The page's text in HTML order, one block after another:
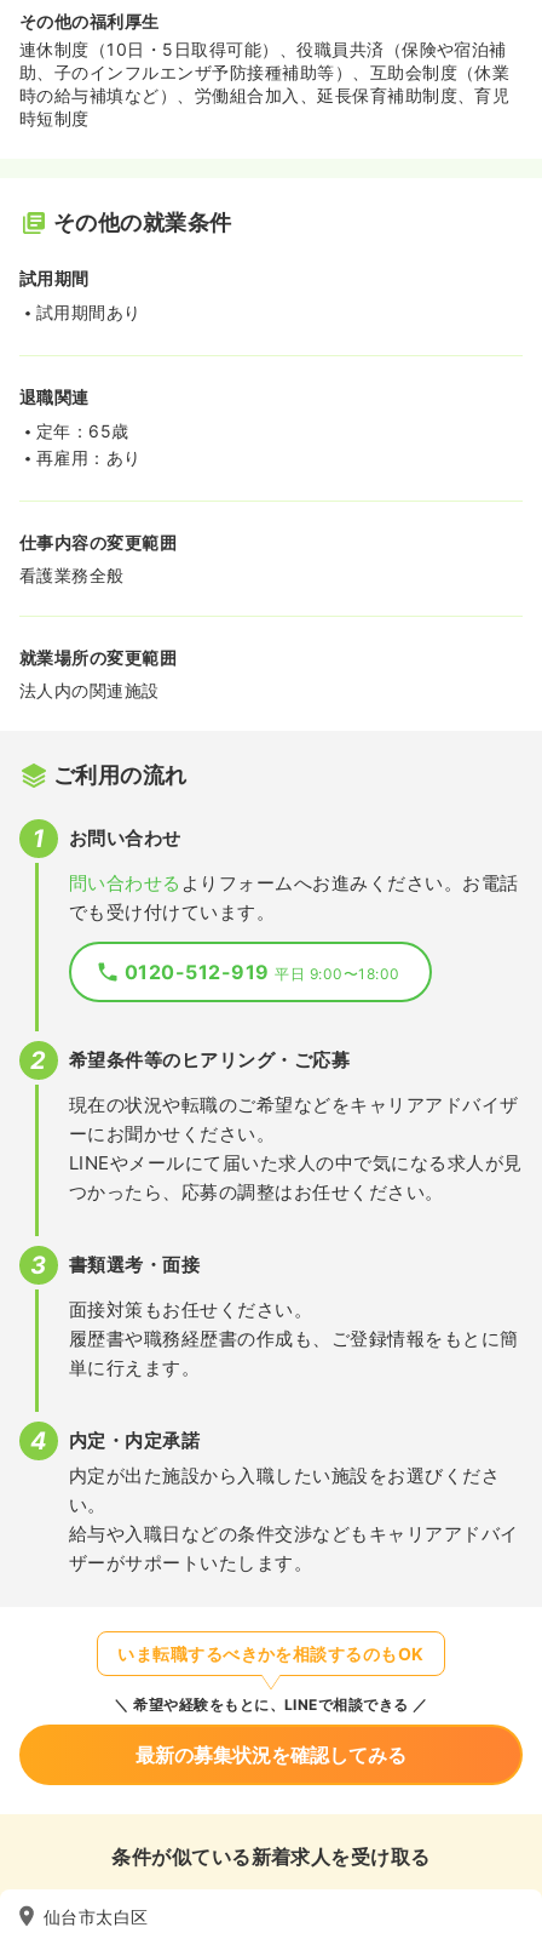
その他の福利厚生
連休制度（10日・5日取得可能）、役職員共済（保険や宿泊補
助、子のインフルエンザ予防接種補助等）、互助会制度（休業
時の給与補填など）、労働組合加入、延長保育補助制度、育児
時短制度
その他の就業条件
試用期間
試用期間あり
退職関連
定年：65歳
再雇用：あり
仕事内容の変更範囲
看護業務全般
就業場所の変更範囲
法人内の関連施設
ご利用の流れ
お問い合わせ
問い合わせる よりフォームへお進みください。お電話
でも受け付けています。
0120-512-919平日 9:00〜18:00
希望条件等のヒアリング・ご応募
現在の状況や転職のご希望などをキャリアアドバイザ
ーにお聞かせください。
LINEやメールにて届いた求人の中で気になる求人が見
つかったら、応募の調整はお任せください。
書類選考・面接
面接対策もお任せください。
履歴書や職務経歴書の作成も、ご登録情報をもとに簡
単に行えます。
内定・内定承諾
内定が出た施設から入職したい施設をお選びくださ
い。
給与や入職日などの条件交渉などもキャリアアドバイ
ザーがサポートいたします。
いま転職するべきかを相談するのもOK
希望や経験をもとに、LINEで相談できる
最新の募集状況を確認してみる
条件が似ている新着求人を受け取る
仙台市太白区